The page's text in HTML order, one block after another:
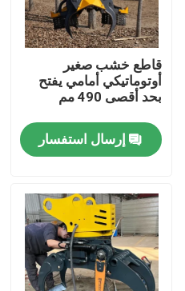
قاطع خشب صغير
أوتوماتيكي أمامي يفتح
بحد أقصى 490 مم
إرسال استفسار